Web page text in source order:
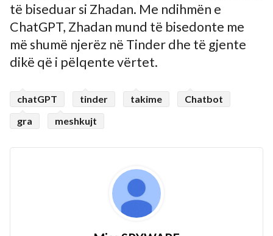
të biseduar si Zhadan. Me ndihmën e
ChatGPT, Zhadan mund të bisedonte me
më shumë njerëz në Tinder dhe të gjente
dikë që i pëlqente vërtet.
chatGPT tinder takime
Chatbot
gra
meshkujt